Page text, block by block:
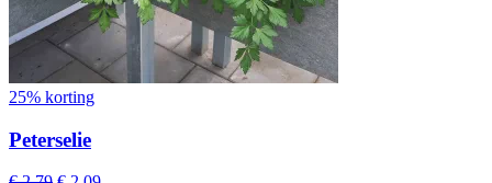
25% korting
Peterselie